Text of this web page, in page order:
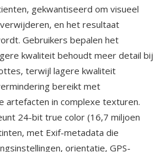
gekwantiseerd om visueel
en het resultaat
Gebruikers bepalen het
kwaliteit behoudt meer detail bij
terwijl lagere kwaliteit
bereikt met
artefacten in complexe texturen.
24-bit true color (16,7 miljoen
met Exif-metadata die
orientatie, GPS-